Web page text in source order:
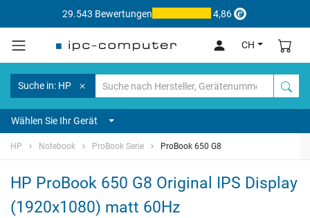
29.543 Bewertungen 4,86
CH
Suche in: HP
Wählen Sie Ihr Gerät
HP Notebook ProBook Serie ProBook 650 G8
HP ProBook 650 G8 Original IPS Display
(1920x1080) matt 60Hz